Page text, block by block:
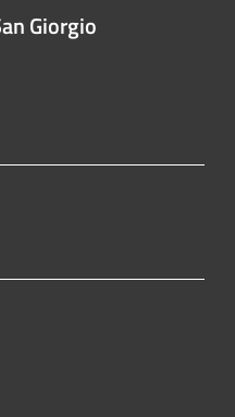
Giorgio